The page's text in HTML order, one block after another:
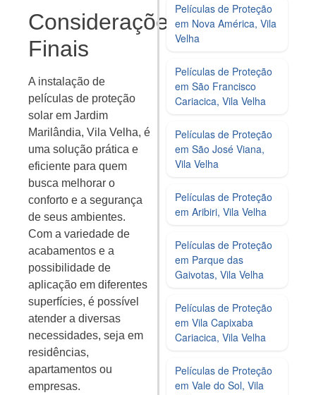
Considerações
Finais
A instalação de
películas de proteção
solar em Jardim
Marilândia, Vila Velha, é
uma solução prática e
eficiente para quem
busca melhorar o
conforto e a segurança
de seus ambientes.
Com a variedade de
acabamentos e a
possibilidade de
aplicação em diferentes
superfícies, é possível
atender a diversas
necessidades, seja em
residências,
apartamentos ou
empresas.
Películas de Proteção
em Nova América, Vila
Velha
Películas de Proteção
em São Francisco
Cariacica, Vila Velha
Películas de Proteção
em São José Viana,
Vila Velha
Películas de Proteção
em Aribiri, Vila Velha
Películas de Proteção
em Parque das
Gaivotas, Vila Velha
Películas de Proteção
em Vila Capixaba
Cariacica, Vila Velha
Películas de Proteção
em Vale do Sol, Vila